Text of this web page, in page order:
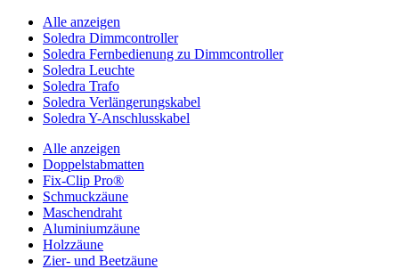
Alle anzeigen
Soledra Dimmcontroller
Soledra Fernbedienung zu Dimmcontroller
Soledra Leuchte
Soledra Trafo
Soledra Verlängerungskabel
Soledra Y-Anschlusskabel
Alle anzeigen
Doppelstabmatten
Fix-Clip Pro®
Schmuckzäune
Maschendraht
Aluminiumzäune
Holzzäune
Zier- und Beetzäune